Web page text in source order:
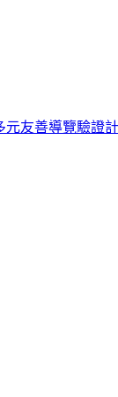
友善導覽驗證